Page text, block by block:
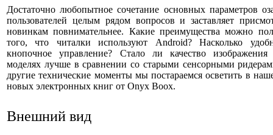
Достаточно любопытное сочетание основных параметров
пользователей целым рядом вопросов и заставляет
новинкам повнимательнее. Какие преимущества можно
того, что читалки используют Android? Насколько
кнопочное управление? Стало ли качество
моделях лучше в сравнении со старыми сенсорными
другие технические моменты мы постараемся осветить в
новых электронных книг от Onyx Boox.
Внешний вид